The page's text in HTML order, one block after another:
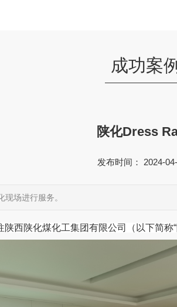
成功案例
陕化Dress
发布时间： 2024-
场进行服务。
西陕化煤化工集团有限公司（以下简称“